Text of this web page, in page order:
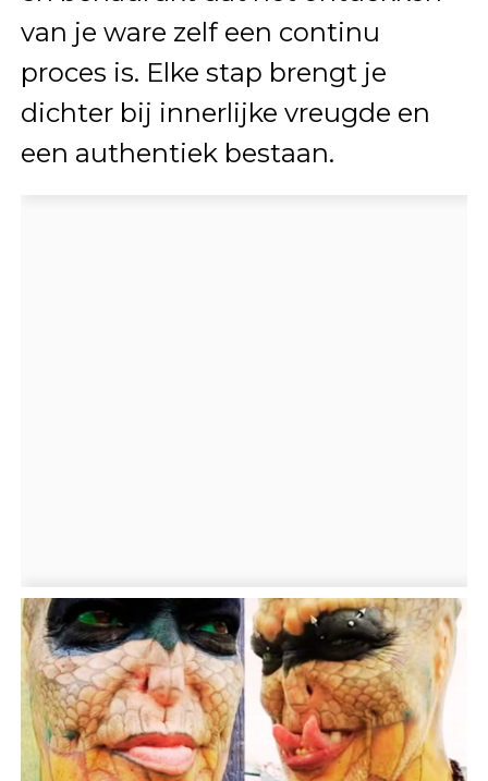
van je ware zelf een continu
proces is. Elke stap brengt je
dichter bij innerlijke vreugde en
een authentiek bestaan.